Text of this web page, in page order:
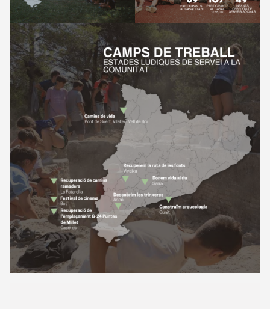
Contacte